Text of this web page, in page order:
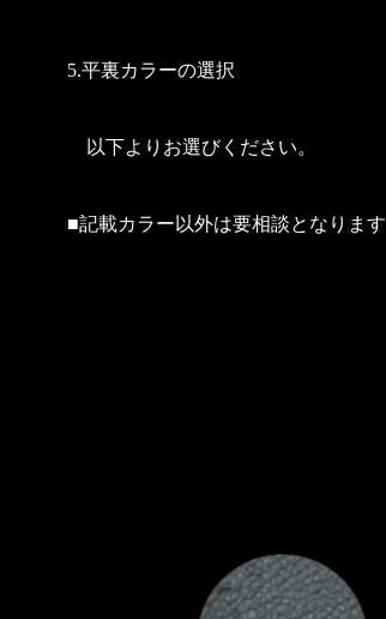
5.平裏カラーの選択
以下よりお選びください。
■記載カラー以外は要相談となります